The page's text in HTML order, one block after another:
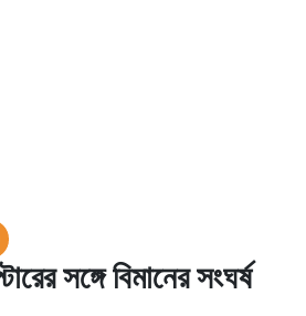
সঙ্গে বিমানের সংঘর্ষ